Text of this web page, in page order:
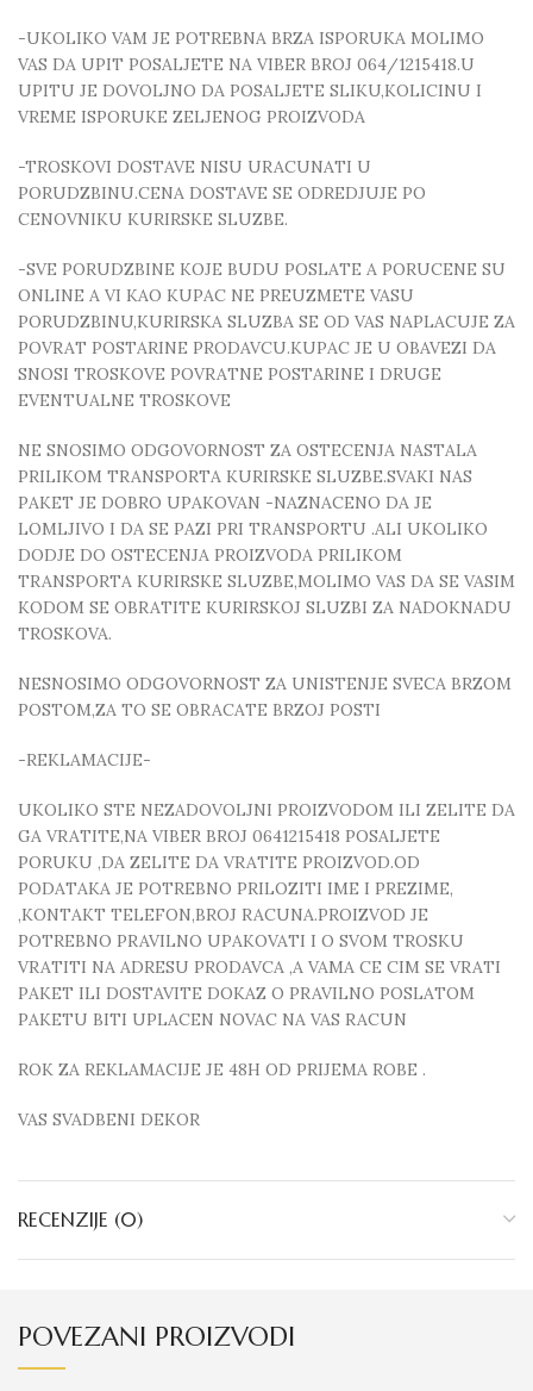
-UKOLIKO VAM JE POTREBNA BRZA ISPORUKA MOLIMO
VAS DA UPIT POSALJETE NA VIBER BROJ 064/1215418.U
UPITU JE DOVOLJNO DA POSALJETE SLIKU,KOLICINU I
VREME ISPORUKE ZELJENOG PROIZVODA
-TROSKOVI DOSTAVE NISU URACUNATI U
PORUDZBINU.CENA DOSTAVE SE ODREDJUJE PO
CENOVNIKU KURIRSKE SLUZBE.
-SVE PORUDZBINE KOJE BUDU POSLATE A PORUCENE SU
ONLINE A VI KAO KUPAC NE PREUZMETE VASU
PORUDZBINU,KURIRSKA SLUZBA SE OD VAS NAPLACUJE ZA
POVRAT POSTARINE PRODAVCU.KUPAC JE U OBAVEZI DA
SNOSI TROSKOVE POVRATNE POSTARINE I DRUGE
EVENTUALNE TROSKOVE
NE SNOSIMO ODGOVORNOST ZA OSTECENJA NASTALA
PRILIKOM TRANSPORTA KURIRSKE SLUZBE.SVAKI NAS
PAKET JE DOBRO UPAKOVAN -NAZNACENO DA JE
LOMLJIVO I DA SE PAZI PRI TRANSPORTU .ALI UKOLIKO
DODJE DO OSTECENJA PROIZVODA PRILIKOM
TRANSPORTA KURIRSKE SLUZBE,MOLIMO VAS DA SE VASIM
KODOM SE OBRATITE KURIRSKOJ SLUZBI ZA NADOKNADU
TROSKOVA.
NESNOSIMO ODGOVORNOST ZA UNISTENJE SVECA BRZOM
POSTOM,ZA TO SE OBRACATE BRZOJ POSTI
-REKLAMACIJE-
UKOLIKO STE NEZADOVOLJNI PROIZVODOM ILI ZELITE DA
GA VRATITE,NA VIBER BROJ 0641215418 POSALJETE
PORUKU ,DA ZELITE DA VRATITE PROIZVOD.OD
PODATAKA JE POTREBNO PRILOZITI IME I PREZIME,
,KONTAKT TELEFON,BROJ RACUNA.PROIZVOD JE
POTREBNO PRAVILNO UPAKOVATI I O SVOM TROSKU
VRATITI NA ADRESU PRODAVCA ,A VAMA CE CIM SE VRATI
PAKET ILI DOSTAVITE DOKAZ O PRAVILNO POSLATOM
PAKETU BITI UPLACEN NOVAC NA VAS RACUN
ROK ZA REKLAMACIJE JE 48H OD PRIJEMA ROBE .
VAS SVADBENI DEKOR
RECENZIJE (0)
POVEZANI PROIZVODI